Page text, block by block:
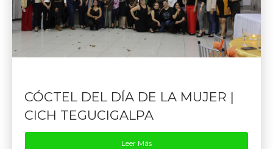
CÓCTEL DEL DÍA DE LA MUJER |
CICH TEGUCIGALPA
Leer Más